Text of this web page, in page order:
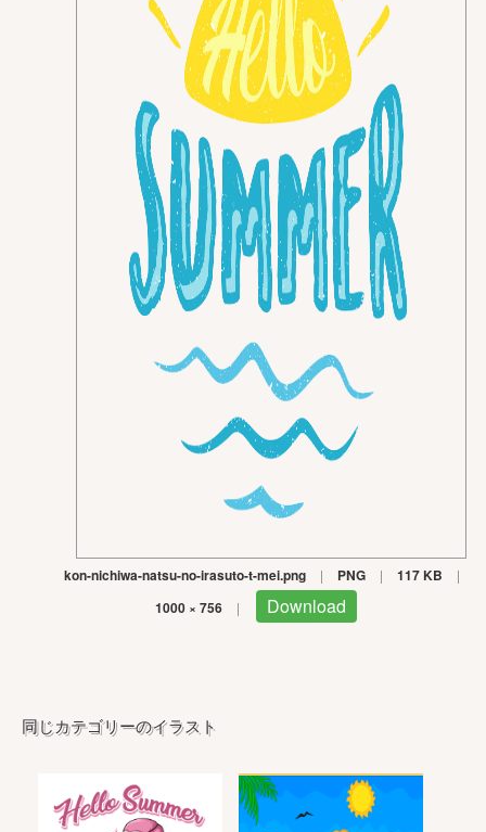
kon-nichiwa-natsu-no-irasuto-t-mei.png | PNG | 117 KB |
1000 × 756 | Download
同じカテゴリーのイラスト